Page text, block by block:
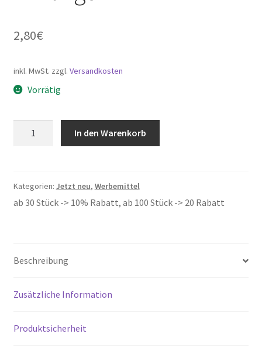
Versand- und Zahlungsarten
Warenkorb
Laserflächen Vermietung
2,80€
inkl. MwSt. zzgl. Versandkosten
Vorrätig
Anhänger
Menge
In den Warenkorb
Kategorien: Jetzt neu, Werbemittel
ab 30 Stück -> 10% Rabatt, ab 100 Stück -> 20 Rabatt
Beschreibung
Zusätzliche Information
Produktsicherheit